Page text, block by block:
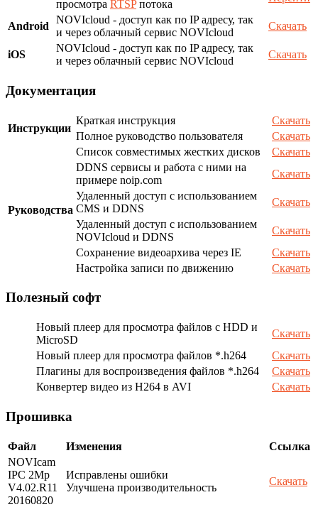
просмотра RTSPпотока
Android
NOVIcloud - доступ как по IP адресу, так
и через облачный сервис NOVIcloud
Скачать
iOS
NOVIcloud - доступ как по IP адресу, так
и через облачный сервис NOVIcloud
Скачать
Документация
Инструкции
Краткая инструкция
Скачать
Полное руководство пользователя
Скачать
Руководства
Список совместимых жестких дисков
Скачать
DDNS сервисы и работа с ними на
примере noip.com
Скачать
Удаленный доступ с использованием
CMS и DDNS
Скачать
Удаленный доступ с использованием
NOVIcloud и DDNS
Скачать
Сохранение видеоархива через IE
Скачать
Настройка записи по движению
Скачать
Полезный софт
Новый плеер для просмотра файлов с HDD и
MicroSD
Скачать
Новый плеер для просмотра файлов *.h264
Скачать
Плагины для воспроизведения файлов *.h264
Скачать
Конвертер видео из H264 в AVI
Скачать
Прошивка
Файл Изменения
Ссылка
NOVIcam
IPC 2Mp
V4.02.R11
20160820
Исправлены ошибки
Улучшена производительность
Скачать